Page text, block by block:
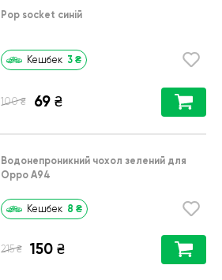
Pop socket синій
Кешбек 3 ₴
100 ₴ 69 ₴
Водонепроникний чохол зелений для
Oppo A94
Кешбек 8 ₴
215 ₴ 150 ₴